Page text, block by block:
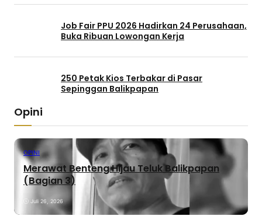
Job Fair PPU 2026 Hadirkan 24 Perusahaan,
Buka Ribuan Lowongan Kerja
250 Petak Kios Terbakar di Pasar
Sepinggan Balikpapan
Opini
OPINI
Merawat Benteng Hijau Teluk Balikpapan
(Bagian 3)
Juli 26, 2026